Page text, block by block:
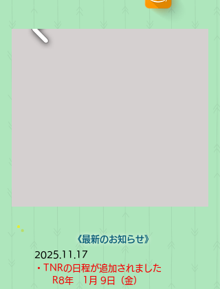
《​最新のお知らせ》
2025.11.17
​・TNRの日程が追加されました
R8年 1月 9日（金）